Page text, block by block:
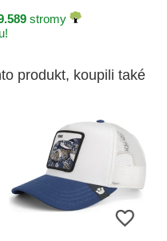
stromy
produkt, koupili také